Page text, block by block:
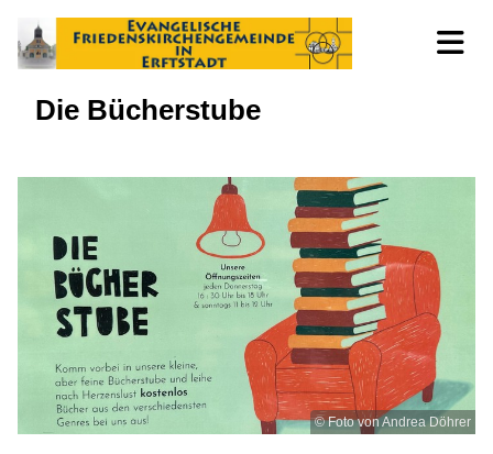
Die Bücherstube
© Foto von Andrea Döhrer